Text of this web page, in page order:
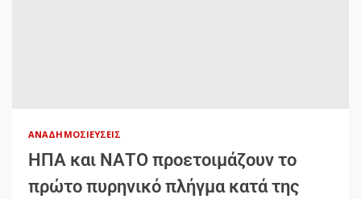
ΑΝΑΔΗΜΟΣΙΕΎΣΕΙΣ
ΗΠΑ και ΝΑΤΟ προετοιμάζουν το
πρώτο πυρηνικό πλήγμα κατά της